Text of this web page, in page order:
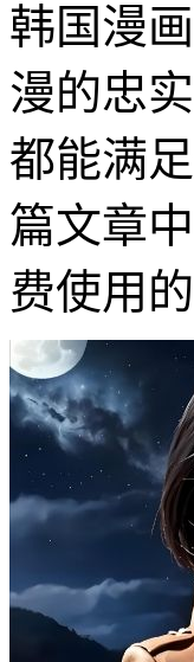
韩国漫
漫的忠
都能满
篇文章
费使用